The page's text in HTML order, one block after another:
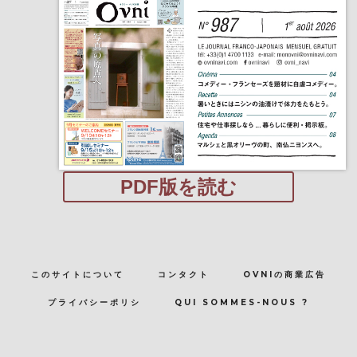
PDF版を読む
このサイトについて コンタクト OVNIの商業広告
プライバシーポリシ QUI SOMMES-NOUS ?